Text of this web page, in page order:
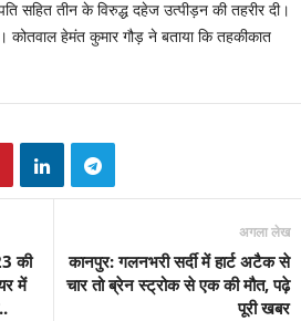
सहित तीन के विरुद्ध दहेज उत्पीड़न की तहरीर दी।
कोतवाल हेमंत कुमार गौड़ ने बताया कि तहकीकात
की
में
अगला लेख
कानपुर: गलनभरी सर्दी में हार्ट अटैक से
चार तो ब्रेन स्ट्रोक से एक की मौत, पढ़े
पूरी खबर